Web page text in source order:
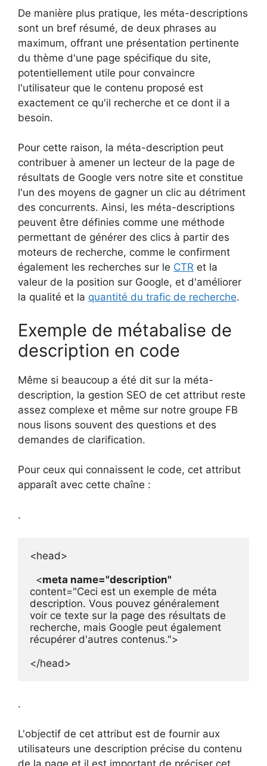
De manière plus pratique, les méta-descriptions
sont un bref résumé, de deux phrases au
maximum, offrant une présentation pertinente
du thème d'une page spécifique du site,
potentiellement utile pour convaincre
l'utilisateur que le contenu proposé est
exactement ce qu'il recherche et ce dont il a
besoin.
Pour cette raison, la méta-description peut
contribuer à amener un lecteur de la page de
résultats de Google vers notre site et constitue
l'un des moyens de gagner un clic au détriment
des concurrents. Ainsi, les méta-descriptions
peuvent être définies comme une méthode
permettant de générer des clics à partir des
moteurs de recherche, comme le confirment
également les recherches sur le CTR et la
valeur de la position sur Google, et d'améliorer
la qualité et la quantité du trafic de recherche.
Exemple de métabalise de
description en code
Même si beaucoup a été dit sur la méta-
description, la gestion SEO de cet attribut reste
assez complexe et même sur notre groupe FB
nous lisons souvent des questions et des
demandes de clarification.
Pour ceux qui connaissent le code, cet attribut
apparaît avec cette chaîne :
.
<head>
<meta name="description"
content="Ceci est un exemple de méta
description. Vous pouvez généralement
voir ce texte sur la page des résultats de
recherche, mais Google peut également
récupérer d'autres contenus.">
</head>
.
L'objectif de cet attribut est de fournir aux
utilisateurs une description précise du contenu